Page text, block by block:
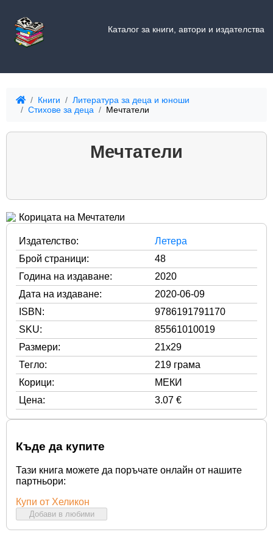
Каталог за книги, автори и издателства
Книги
Литература за деца и юноши
Стихове за деца
Мечтатели
Мечтатели
Издателство:
Летера
Брой страници:
48
Година на издаване:
2020
Дата на издаване:
2020-06-09
ISBN:
9786191791170
SKU:
85561010019
Размери:
21x29
Тегло:
219 грама
Корици:
МЕКИ
Цена:
3.07 €
Къде да купите
Тази книга можете да поръчате онлайн от нашите
партньори:
Купи от Хеликон
Добави в любими